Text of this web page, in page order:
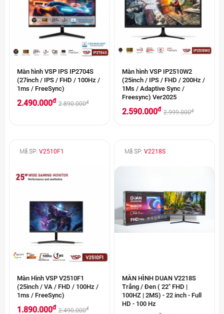
Màn hình VSP IPS IP2704S
(27inch / IPS / FHD / 100Hz /
1ms / FreeSync)
2.490.000đ 2.890.000đ
Màn hình VSP IP2510W2
(25inch / IPS / FHD / 200Hz /
1Ms / Adaptive Sync /
Freesync) Ver2025
2.590.000đ 2.999.000đ
Mã SP: V2510F1
Màn Hình VSP V2510F1
(25inch / VA / FHD / 100Hz /
1ms / FreeSync)
1.890.000đ 2.490.000đ
Mã SP: V2218S
MÀN HÌNH DUAN V2218S
Trắng / Đen ( 22" FHD |
100HZ | 2MS) - 22 inch - Full
HD - 100 Hz